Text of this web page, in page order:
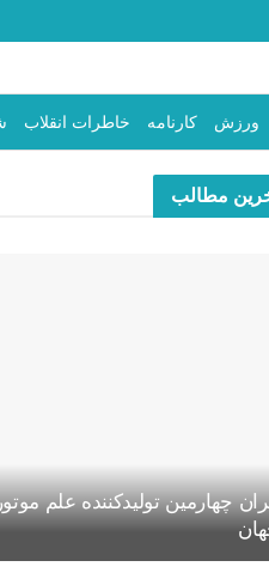
ورزش کارنامه خاطرات انقلاب
مطالب
چهارمین تولیدکننده علم